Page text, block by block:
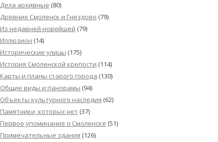
Дела архивные (80)
Древние Смоленск и Гнездово (79)
Из недавней новейшей (79)
Иллюзион (14)
Исторические улицы (175)
История Смоленской крепости (114)
Карты и планы старого города (130)
Общие виды и панорамы (94)
Объекты культурного наследия (62)
Памятники, которых нет (37)
Первое упоминание о Смоленске (51)
Примечательные здания (126)